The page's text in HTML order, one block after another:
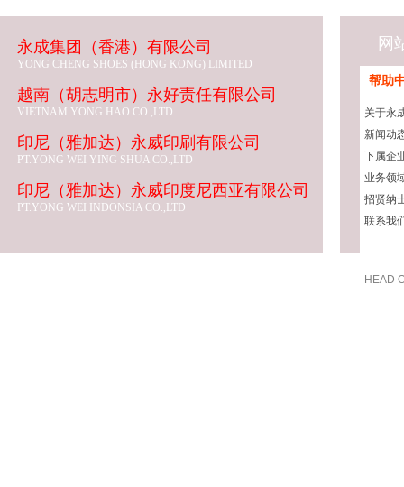
永成集团（香港）有限公司
YONG CHENG SHOES (HONG KONG) LIMITED
越南（胡志明市）永好责任有限公司
VIETNAM YONG HAO CO.,LTD
印尼（雅加达）永威印刷有限公司
PT.YONG WEI YING SHUA CO.,LTD
印尼（雅加达）永威印度尼西亚有限公司
PT.YONG WEI INDONSIA CO.,LTD
帮助
关于永
新闻动
下属企
业务领
招贤纳
联系我
网
HEAD